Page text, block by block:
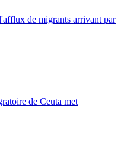
de migrants arrivant par
de Ceuta met